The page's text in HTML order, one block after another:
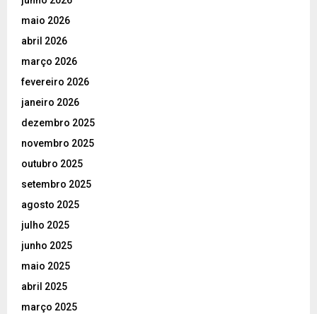
maio 2026
abril 2026
março 2026
fevereiro 2026
janeiro 2026
dezembro 2025
novembro 2025
outubro 2025
setembro 2025
agosto 2025
julho 2025
junho 2025
maio 2025
abril 2025
março 2025